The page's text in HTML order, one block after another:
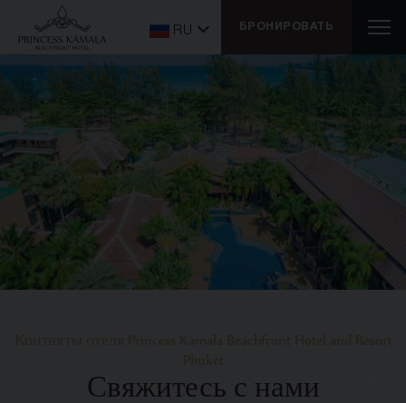
RU БРОНИРОВАТЬ
Свяжитесь с нами